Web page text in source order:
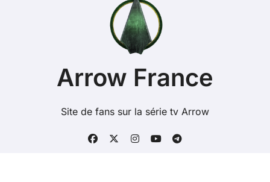
Arrow France
Site de fans sur la série tv Arrow